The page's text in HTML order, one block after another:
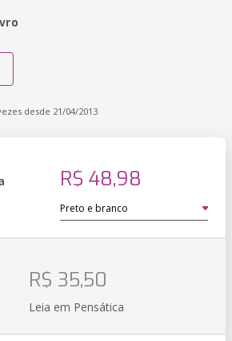
desde 21/04/2013
R$ 48,98
R$ 35,50
Leia em Pensática